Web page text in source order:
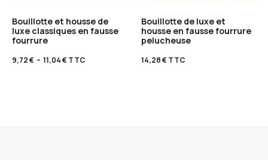
Bouillotte et housse de
luxe classiques en fausse
fourrure
9,72€ – 11,04€TTC
Bouillotte de luxe et
housse en fausse fourrure
pelucheuse
14,28€TTC